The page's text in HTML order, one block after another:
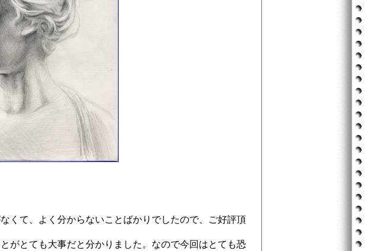
くて、よく分からないことばかりでしたので、ご好評頂
がとても大事だと分かりました。なので今回はとても恐